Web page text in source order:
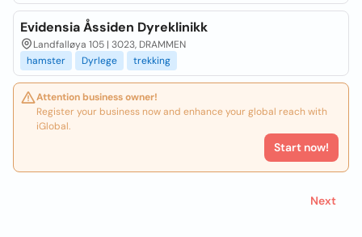
Evidensia Åssiden Dyreklinikk
Landfalløya 105 | 3023, DRAMMEN
hamster
Dyrlege trekking
Attention business owner!
Register your business now and enhance your global reach with
iGlobal.
Start now!
Next